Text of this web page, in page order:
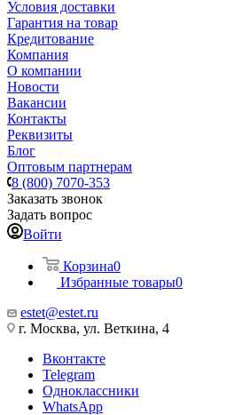
Условия доставки
Гарантия на товар
Кредитование
Компания
О компании
Новости
Вакансии
Контакты
Реквизиты
Блог
Оптовым партнерам
8 (800) 7070-353
Заказать звонок
Задать вопрос
Войти
Корзина0
Избранные товары0
estet@estet.ru
г. Москва, ул. Веткина, 4
Вконтакте
Telegram
Одноклассники
WhatsApp